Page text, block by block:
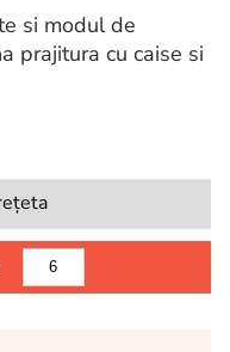
si modul de
prajitura cu caise si